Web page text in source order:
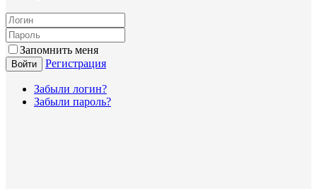
Запомнить меня
Войти Регистрация
Забыли логин?
Забыли пароль?